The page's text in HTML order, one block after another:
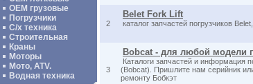
OEM грузовые
Погрузчики
С/х техника
Строительная
Краны
Моторы
Мото, ATV.
Водная техника
2
Belet Fork Lift
каталог запчастей погрузчиков
3
Bobcat - для любой модели
Каталоги запчастей и информация
(Bobcat). Пришлите нам серийник
ремонту Бобкэт